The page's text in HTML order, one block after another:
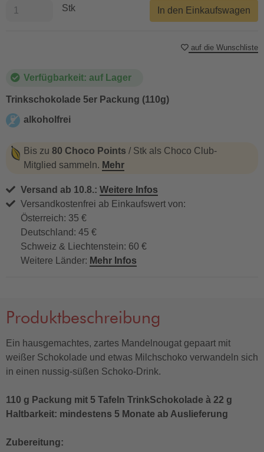
Verfügbarkeit: auf Lager
Trinkschokolade 5er Packung (110g)
alkoholfrei
Bis zu 80 Choco Points / Stk als Choco Club-
Mitglied sammeln. Mehr
Versand ab 10.8.: Weitere Infos
Versandkostenfrei ab Einkaufswert von:
Österreich: 35 €
Deutschland: 45 €
Schweiz & Liechtenstein: 60 €
Weitere Länder: Mehr Infos
Stk In den Einkaufswagen
auf die Wunschliste
Produktbeschreibung
Ein hausgemachtes, zartes Mandelnougat gepaart mit
weißer Schokolade und etwas Milchschoko verwandeln sich
in einen nussig-süßen Schoko-Drink.
110 g Packung mit 5 Tafeln TrinkSchokolade à 22 g
Haltbarkeit: mindestens 5 Monate ab Auslieferung
Zubereitung: